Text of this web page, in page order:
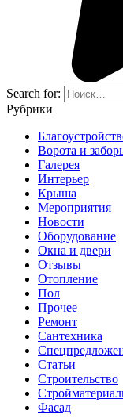
Search for:
Рубрики
Ворота и
Галерея
Интерьер
Крыша
Мероприятия
Новости
Оборудование
Окна и двери
Отзывы
Отопление
Пол
Прочее
Ремонт
Сантехника
Статьи
Строительство
Фасад